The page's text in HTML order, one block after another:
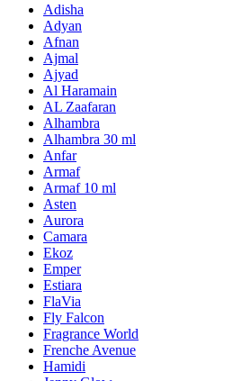
Adisha
Adyan
Afnan
Ajmal
Ajyad
Al Haramain
AL Zaafaran
Alhambra
Alhambra 30 ml
Anfar
Armaf
Armaf 10 ml
Asten
Aurora
Camara
Ekoz
Emper
Estiara
FlaVia
Fly Falcon
Fragrance World
Frenche Avenue
Hamidi